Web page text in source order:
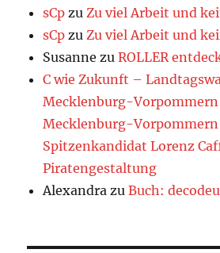
sCp zuZu viel Arbeit und
sCp zuZu viel Arbeit und
Susanne zuROLLER
C wie Zukunft –
Mecklenburg-Vorpommern
Mecklenburg-
Spitzenkandidat Lorenz
Piratengestaltung
Alexandra zuBuch: